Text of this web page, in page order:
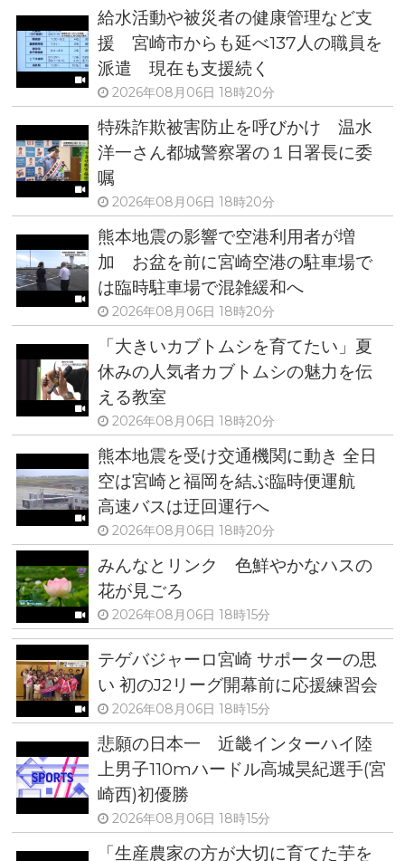
給水活動や被災者の健康管理など支
援 宮崎市からも延べ137人の職員を
派遣 現在も支援続く
2026年08月06日 18時20分
特殊詐欺被害防止を呼びかけ 温水
洋一さん都城警察署の１日署長に委
嘱
2026年08月06日 18時20分
熊本地震の影響で空港利用者が増
加 お盆を前に宮崎空港の駐車場で
は臨時駐車場で混雑緩和へ
2026年08月06日 18時20分
「大きいカブトムシを育てたい」夏
休みの人気者カブトムシの魅力を伝
える教室
2026年08月06日 18時20分
熊本地震を受け交通機関に動き 全日
空は宮崎と福岡を結ぶ臨時便運航
高速バスは迂回運行へ
2026年08月06日 18時20分
みんなとリンク 色鮮やかなハスの
花が見ごろ
2026年08月06日 18時15分
テゲバジャーロ宮崎 サポーターの思
い 初のJ2リーグ開幕前に応援練習会
2026年08月06日 18時15分
悲願の日本一 近畿インターハイ陸
上男子110mハードル高城昊紀選手(宮
崎西)初優勝
2026年08月06日 18時15分
「生産農家の方が大切に育てた芋を